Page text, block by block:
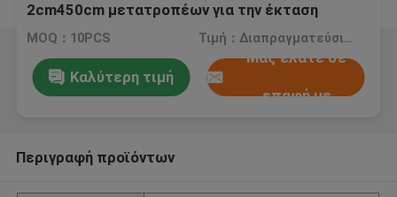
2cm450cm μετατροπέων για την έκταση
ανιχνευτών Arduino
MOQ：10PCS Τιμή：Διαπραγματεύσιμα
Καλύτερη τιμή
Μας ελάτε σε
επαφή με
Περιγραφή προϊόντων